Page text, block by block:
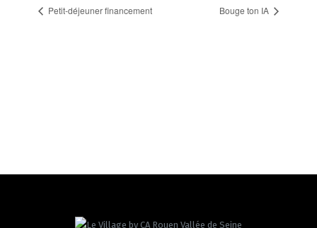
Petit-déjeuner financement Bouge ton IA